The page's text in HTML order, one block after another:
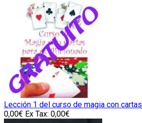
Lección 1 del curso de magia con cartas
0,00€ Ex Tax: 0,00€